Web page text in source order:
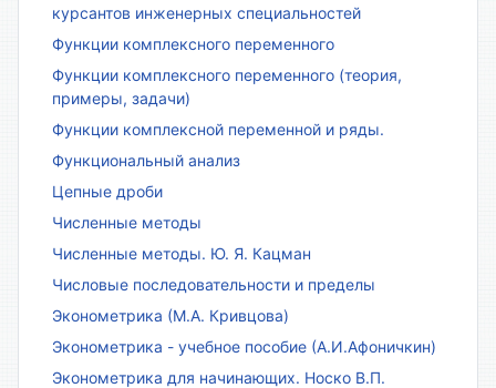
курсантов инженерных специальностей
Функции комплексного переменного
Функции комплексного переменного (теория,
примеры, задачи)
Функции комплексной переменной и ряды.
Функциональный анализ
Цепные дроби
Численные методы
Численные методы. Ю. Я. Кацман
Числовые последовательности и пределы
Эконометрика (М.А. Кривцова)
Эконометрика - учебное пособие (А.И.Афоничкин)
Эконометрика для начинающих. Носко В.П.